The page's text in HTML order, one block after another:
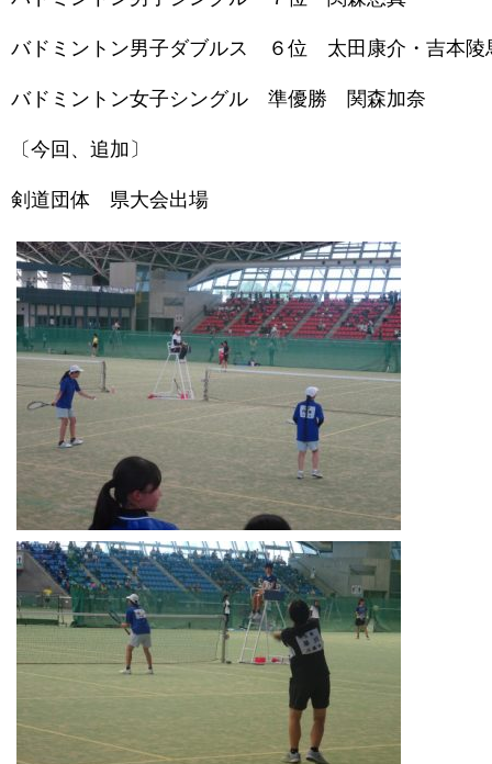
バドミントン男子ダブルス ６位 太田康介・吉本陵
バドミントン女子シングル 準優勝 関森加奈
〔今回、追加〕
剣道団体 県大会出場